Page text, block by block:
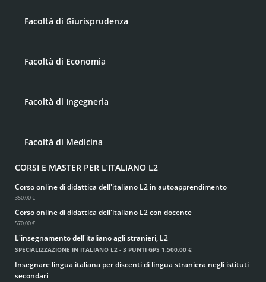
Facoltà di Giurisprudenza
Facoltà di Economia
Facoltà di Ingegneria
Facoltà di Medicina
CORSI E MASTER PER L’ITALIANO L2
Corso online di didattica dell'italiano L2 in autoapprendimento
350,00 €
Corso online di didattica dell'italiano L2 con docente
570,00 €
L'insegnamento dell'italiano agli stranieri, L2
SPECIALIZZAZIONE IN ITALIANO L2 - 3 PUNTI GPS 1.500,00 €
Insegnare lingua italiana per discenti di lingua straniera negli istituti
secondari